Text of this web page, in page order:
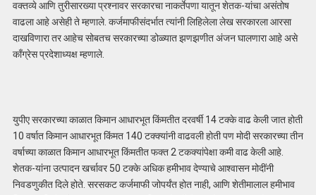
वक्तव्ये आणि तुरीसारख्या प्रश्नावर सरकारचा नाकर्तेपणा यातून शेतक-यांचा असंतोष
वाढला आहे असेही ते म्हणाले. कर्जमाफीसंदर्भात त्यांनी लिहिलेला लेख सरकारला आरसा
दाखविणारा तर आहेच सोबतच सरकारच्या डोळ्यात झणझणीत अंजन घालणारा आहे असे
काँग्रेस प्रदेशाध्यक्ष म्हणाले.
युपीए सरकारच्या काळात किमान आधारभूत किंमतीत दरवर्षी 14 टक्के वाढ केली जात होती
10 वर्षात किमान आधारभूत किंमत 140 टक्क्यांनी वाढवली होती पण मोदी सरकारच्या तीन
वर्षाच्या काळात किमान आधारभूत किंमतीत फक्त 2 टकक्यांपेक्षा कमी वाढ केली आहे.
शेतक-यांना उत्पादन खर्चावर 50 टक्के अधिक हमीभाव देण्याचे आश्वासन मोदींनी
निवडणुकीत दिले होते. सरसकट कर्जमाफी जोपर्यंत होत नाही, आणि शेतीमालाल हमीभाव